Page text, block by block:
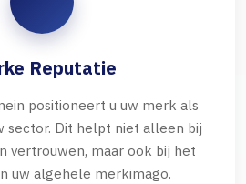
Reputatie
positioneert u uw merk als
sector. Dit helpt niet alleen bij
vertrouwen, maar ook bij het
uw algehele merkimago.